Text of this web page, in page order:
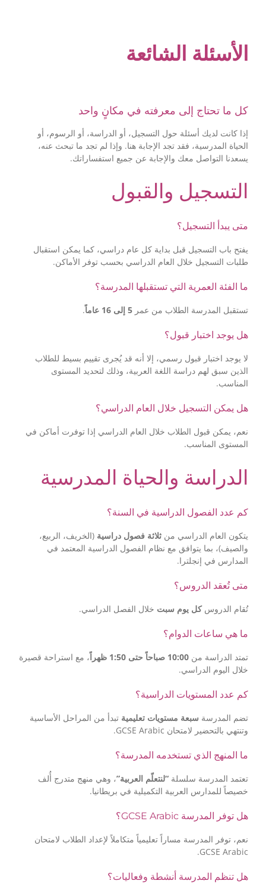
الأسئلة الشائعة
كل ما تحتاج إلى معرفته في مكانٍ واحد
إذا كانت لديك أسئلة حول التسجيل، أو الدراسة، أو الرسوم، أو
الحياة المدرسية، فقد تجد الإجابة هنا. وإذا لم تجد ما تبحث عنه،
يسعدنا التواصل معك والإجابة عن جميع استفساراتك.
التسجيل والقبول
متى يبدأ التسجيل؟
يفتح باب التسجيل قبل بداية كل عام دراسي، كما يمكن استقبال
طلبات التسجيل خلال العام الدراسي بحسب توفر الأماكن.
ما الفئة العمرية التي تستقبلها المدرسة؟
تستقبل المدرسة الطلاب من عمر 5 إلى 16 عاماً .
هل يوجد اختبار قبول؟
لا يوجد اختبار قبول رسمي، إلا أنه قد يُجرى تقييم بسيط للطلاب
الذين سبق لهم دراسة اللغة العربية، وذلك لتحديد المستوى
المناسب.
هل يمكن التسجيل خلال العام الدراسي؟
نعم، يمكن قبول الطلاب خلال العام الدراسي إذا توفرت أماكن في
المستوى المناسب.
الدراسة والحياة المدرسية
كم عدد الفصول الدراسية في السنة؟
يتكون العام الدراسي من ثلاثة فصول دراسية (الخريف، الربيع،
والصيف)، بما يتوافق مع نظام الفصول الدراسية المعتمد في
المدارس في إنجلترا.
متى تُعقد الدروس؟
تُقام الدروسكل يوم سبت خلال الفصل الدراسي.
ما هي ساعات الدوام؟
تمتد الدراسة من 10:00 صباحاً حتى 1:50 ظهراً
، مع استراحة قصيرة
خلال اليوم الدراسي.
كم عدد المستويات الدراسية؟
تضم المدرسة سبعة مستويات تعليمية تبدأ من المراحل الأساسية
وتنتهي بالتحضير لامتحان GCSE Arabic.
ما المنهج الذي تستخدمه المدرسة؟
تعتمد المدرسة سلسلة “لنتعلّم العربية”، وهي منهج متدرج أُلف
خصيصاً للمدارس العربية التكميلية في بريطانيا.
هل توفر المدرسة GCSE Arabic؟
نعم، توفر المدرسة مساراً تعليمياً متكاملاً لإعداد الطلاب لامتحان
GCSE Arabic.
هل تنظم المدرسة أنشطة وفعاليات؟